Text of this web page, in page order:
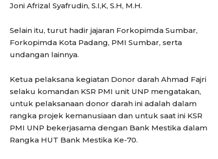
Joni Afrizal Syafrudin, S.I,K, S.H, M.H.
Selain itu, turut hadir jajaran Forkopimda Sumbar,
Forkopimda Kota Padang, PMI Sumbar, serta
undangan lainnya.
Ketua pelaksana kegiatan Donor darah Ahmad Fajri
selaku komandan KSR PMI unit UNP mengatakan,
untuk pelaksanaan donor darah ini adalah dalam
rangka projek kemanusiaan dan untuk saat ini KSR
PMI UNP bekerjasama dengan Bank Mestika dalam
Rangka HUT Bank Mestika Ke-70.